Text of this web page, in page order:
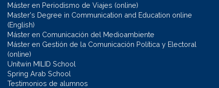
Máster en Periodismo de Viajes (online)
Master's Degree in Communication and Education online
(English)
Máster en Comunicación del Medioambiente
Máster en Gestión de la Comunicación Política y Electoral
(online)
Unitwin MILID School
Spring Arab School
Testimonios de alumnos